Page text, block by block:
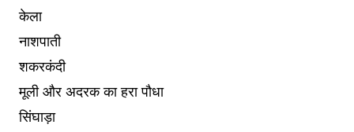
केला
नाशपाती
शकरकंदी
मूली और अदरक का हरा पौधा
सिंघाड़ा